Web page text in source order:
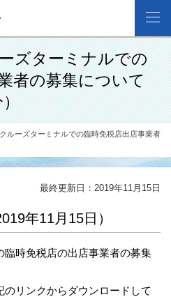
ズターミナルでの
者の募集について
クルーズターミナルでの臨時免税店出店事業者
最終更新日：2019年11月15日
年11月15日）
時免税店の出店事業者の募集
リンクからダウンロードして